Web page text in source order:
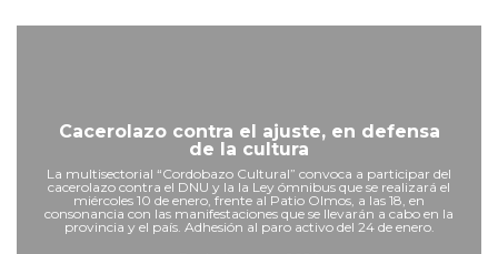
Cacerolazo contra el ajuste, en defensa
de la cultura
La multisectorial “Cordobazo Cultural” convoca a participar del
cacerolazo contra el DNU y la la Ley ómnibus que se realizará el
miércoles 10 de enero, frente al Patio Olmos, a las 18, en
consonancia con las manifestaciones que se llevarán a cabo en la
provincia y el país. Adhesión al paro activo del 24 de enero.